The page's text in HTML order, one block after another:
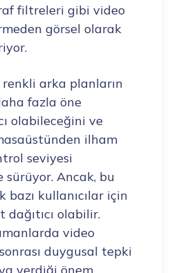
filtreleri gibi video
görsel olarak
arka planların
fazla öne
olabileceğini ve
ilham
seviyesi
sürüyor. Ancak, bu
bazı kullanıcılar için
olabilir.
video
duygusal tepki